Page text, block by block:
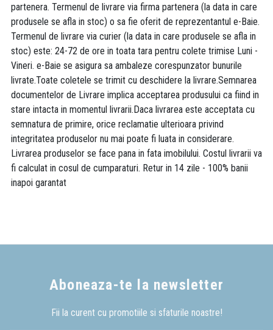
partenera. Termenul de livrare via firma partenera (la data in care
produsele se afla in stoc) o sa fie oferit de reprezentantul e-Baie.
Termenul de livrare via curier (la data in care produsele se afla in
stoc) este: 24-72 de ore in toata tara pentru colete trimise Luni -
Vineri. e-Baie se asigura sa ambaleze corespunzator bunurile
livrate.Toate coletele se trimit cu deschidere la livrare.Semnarea
documentelor de Livrare implica acceptarea produsului ca fiind in
stare intacta in momentul livrarii.Daca livrarea este acceptata cu
semnatura de primire, orice reclamatie ulterioara privind
integritatea produselor nu mai poate fi luata in considerare.
Livrarea produselor se face pana in fata imobilului. Costul livrarii va
fi calculat in cosul de cumparaturi. Retur in 14 zile - 100% banii
inapoi garantat
Aboneaza-te la newsletter
Fii la curent cu promotiile si sfaturile noastre!